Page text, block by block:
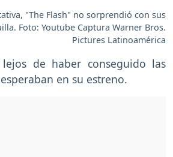
"The Flash" no sorprendió con sus
Foto: Youtube Captura Warner Bros.
Pictures Latinoamérica
de haber conseguido las
en su estreno.